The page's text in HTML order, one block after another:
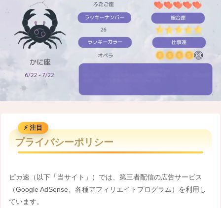
M
プライバシーポリシー
ピカ速（以下「当サイト」）では、第三者配信の広告サービス
（Google AdSense、各種アフィリエイトプログラム）を利用し
ています。